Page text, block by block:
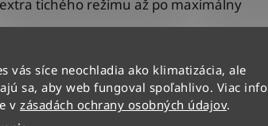
vás síce neochladia ako klimatizácia, ale
sa, aby web fungoval spoľahlivo. Viac info
v zásadách ochrany osobných údajov.
tichého režimu až po maximálny
vy, nie len pod stropom. Dokonalé
upraví teplota aj hlučnosť, takže vás
prúdenie vzduchu bez